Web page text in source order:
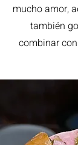
mucho amor,
también
combinar